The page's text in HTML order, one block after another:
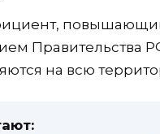
повышающий
Правительства
на всю